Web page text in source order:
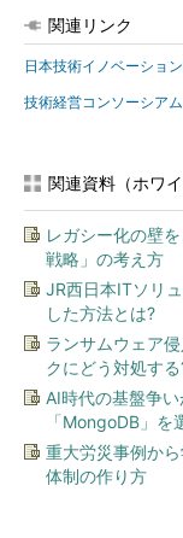
関連リンク
日本技術イノベーショ
技術経営コンソーシア
関連資料（ホワイ
レガシー化の壁
戦略」の考え方
JR西日本ITソリ
した方法とは?
ランサムウェア
クにどう対処する
AI時代の基盤争
「MongoDB」を
重大労災事例か
体制の作り方